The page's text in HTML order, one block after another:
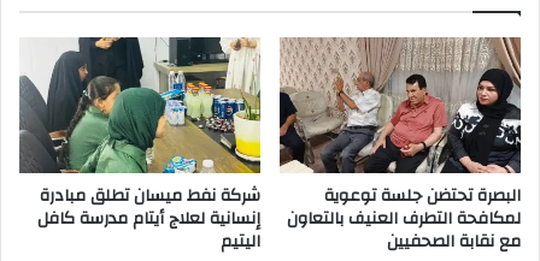
البصرة تحتضن جلسة توعوية
لمكافحة التطرف العنيف بالتعاون
مع نقابة الصحفيين
شركة نفط ميسان تطلق مبادرة
إنسانية لعلاج أيتام مدرسة كافل
اليتيم